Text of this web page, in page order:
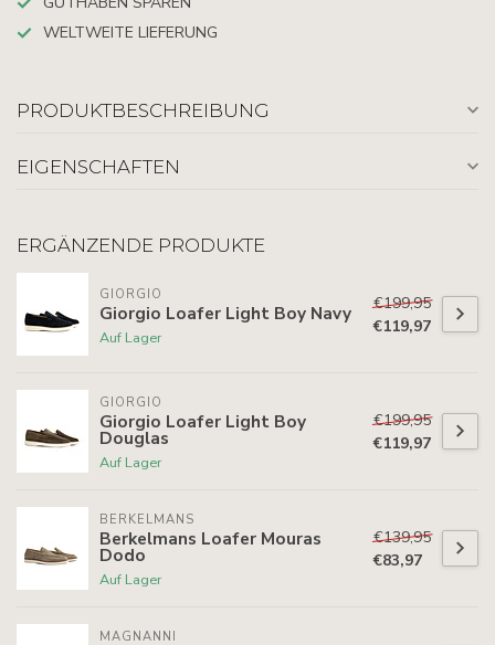
WELTWEITE LIEFERUNG
PRODUKTBESCHREIBUNG
EIGENSCHAFTEN
ERGÄNZENDE PRODUKTE
GIORGIO
Giorgio Loafer Light Boy Navy
Auf Lager
€199,95
€119,97
GIORGIO
Giorgio Loafer Light Boy
Douglas
Auf Lager
€199,95
€119,97
BERKELMANS
Berkelmans Loafer Mouras
Dodo
Auf Lager
€139,95
€83,97
MAGNANNI